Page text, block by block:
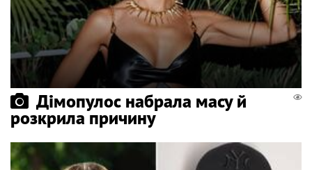
Дімопулос набрала масу й
розкрила причину